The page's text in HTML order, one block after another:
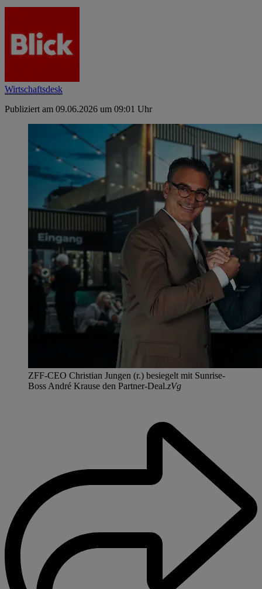
Wirtschaftsdesk
Publiziert am 09.06.2026 um 09:01 Uhr
ZFF-CEO Christian Jungen (r.) besiegelt mit Sunrise-
Boss André Krause den Partner-Deal.zVg